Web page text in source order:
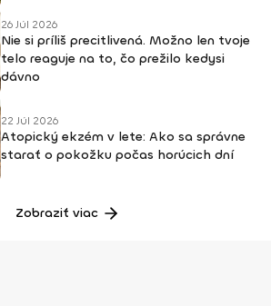
26 Júl 2026
Nie si príliš precitlivená. Možno len tvoje
telo reaguje na to, čo prežilo kedysi
dávno
22 Júl 2026
Atopický ekzém v lete: Ako sa správne
starať o pokožku počas horúcich dní
Zobraziť viac